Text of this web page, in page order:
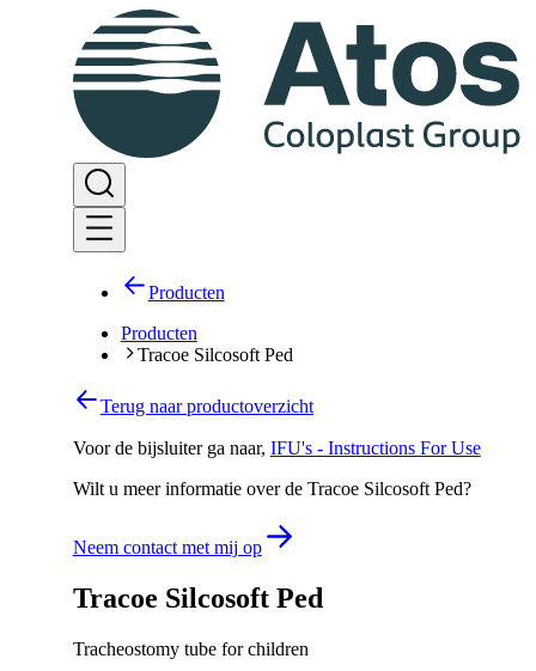
Producten
Producten
Tracoe Silcosoft Ped
Tracoe Silcosoft Ped
Tracheostomy tube for children
Terug naar productoverzicht
Voor de bijsluiter ga naar, IFU's - Instructions For Use
Wilt u meer informatie over de Tracoe Silcosoft Ped?
Neem contact met mij op